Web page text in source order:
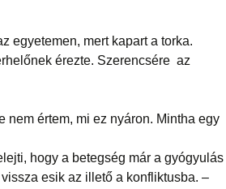
egyetemen, mert kapart a torka.
érezte. Szerencsére az
nem értem, mi ez nyáron. Mintha egy
hogy a betegség már a gyógyulás
esik az illető a konfliktusba. –